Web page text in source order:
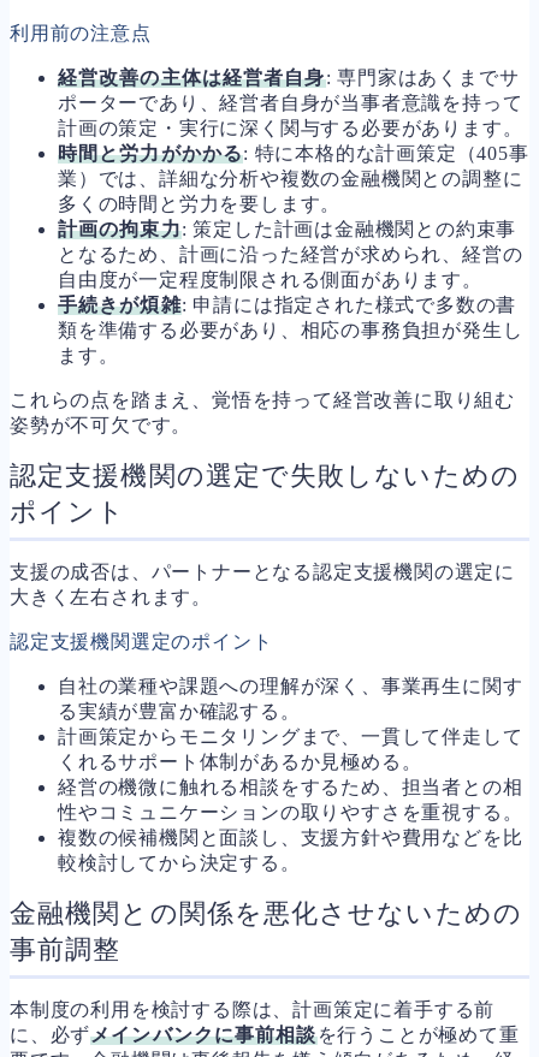
利用前の注意点
経営改善の主体は経営者自身: 専門家はあくまでサ
ポーターであり、経営者自身が当事者意識を持って
計画の策定・実行に深く関与する必要があります。
時間と労力がかかる: 特に本格的な計画策定（405事
業）では、詳細な分析や複数の金融機関との調整に
多くの時間と労力を要します。
計画の拘束力: 策定した計画は金融機関との約束事
となるため、計画に沿った経営が求められ、経営の
自由度が一定程度制限される側面があります。
手続きが煩雑: 申請には指定された様式で多数の書
類を準備する必要があり、相応の事務負担が発生し
ます。
これらの点を踏まえ、覚悟を持って経営改善に取り組む
姿勢が不可欠です。
認定支援機関の選定で失敗しないための
ポイント
支援の成否は、パートナーとなる認定支援機関の選定に
大きく左右されます。
認定支援機関選定のポイント
自社の業種や課題への理解が深く、事業再生に関す
る実績が豊富か確認する。
計画策定からモニタリングまで、一貫して伴走して
くれるサポート体制があるか見極める。
経営の機微に触れる相談をするため、担当者との相
性やコミュニケーションの取りやすさを重視する。
複数の候補機関と面談し、支援方針や費用などを比
較検討してから決定する。
金融機関との関係を悪化させないための
事前調整
本制度の利用を検討する際は、計画策定に着手する前
に、必ずメインバンクに事前相談を行うことが極めて重